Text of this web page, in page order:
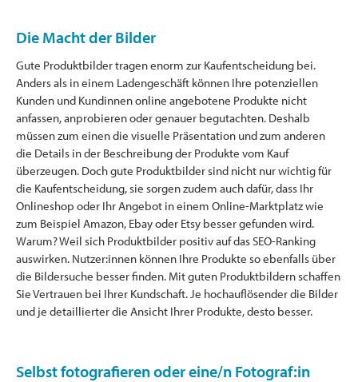
Die Macht der Bilder
Gute Produktbilder tragen enorm zur Kaufentscheidung bei.
Anders als in einem Ladengeschäft können Ihre potenziellen
Kunden und Kundinnen online angebotene Produkte nicht
anfassen, anprobieren oder genauer begutachten. Deshalb
müssen zum einen die visuelle Präsentation und zum anderen
die Details in der Beschreibung der Produkte vom Kauf
überzeugen. Doch gute Produktbilder sind nicht nur wichtig für
die Kaufentscheidung, sie sorgen zudem auch dafür, dass Ihr
Onlineshop oder Ihr Angebot in einem Online-Marktplatz wie
zum Beispiel Amazon, Ebay oder Etsy besser gefunden wird.
Warum? Weil sich Produktbilder positiv auf das SEO-Ranking
auswirken. Nutzer:innen können Ihre Produkte so ebenfalls über
die Bildersuche besser finden. Mit guten Produktbildern schaffen
Sie Vertrauen bei Ihrer Kundschaft. Je hochauflösender die Bilder
und je detaillierter die Ansicht Ihrer Produkte, desto besser.
Selbst fotografieren oder eine/n Fotograf:in